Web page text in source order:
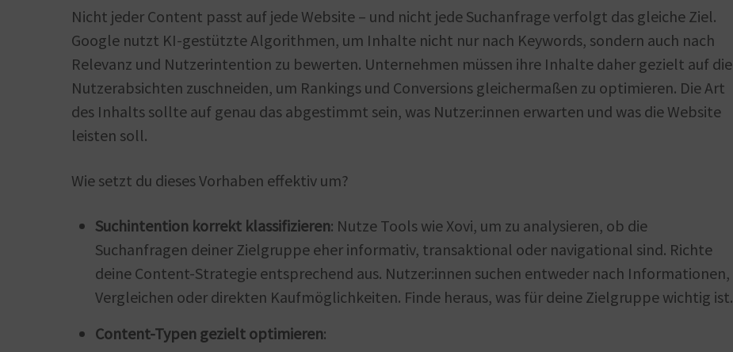
Nicht jeder Content passt auf jede Website – und nicht jede Suchanfrage verfolgt das gleiche Ziel.
Google nutzt KI-gestützte Algorithmen, um Inhalte nicht nur nach Keywords, sondern auch nach
Relevanz und Nutzerintention zu bewerten. Unternehmen müssen ihre Inhalte daher gezielt auf die
Nutzerabsichten zuschneiden, um Rankings und Conversions gleichermaßen zu optimieren. Die Art
des Inhalts sollte auf genau das abgestimmt sein, was Nutzer:innen erwarten und was die Website
leisten soll.
Wie setzt du dieses Vorhaben effektiv um?
Suchintention korrekt klassifizieren: Nutze Tools wie Xovi, um zu analysieren, ob die
Suchanfragen deiner Zielgruppe eher informativ, transaktional oder navigational sind. Richte
deine Content-Strategie entsprechend aus. Nutzer:innen suchen entweder nach Informationen,
Vergleichen oder direkten Kaufmöglichkeiten. Finde heraus, was für deine Zielgruppe wichtig ist.
Content-Typen gezielt optimieren: